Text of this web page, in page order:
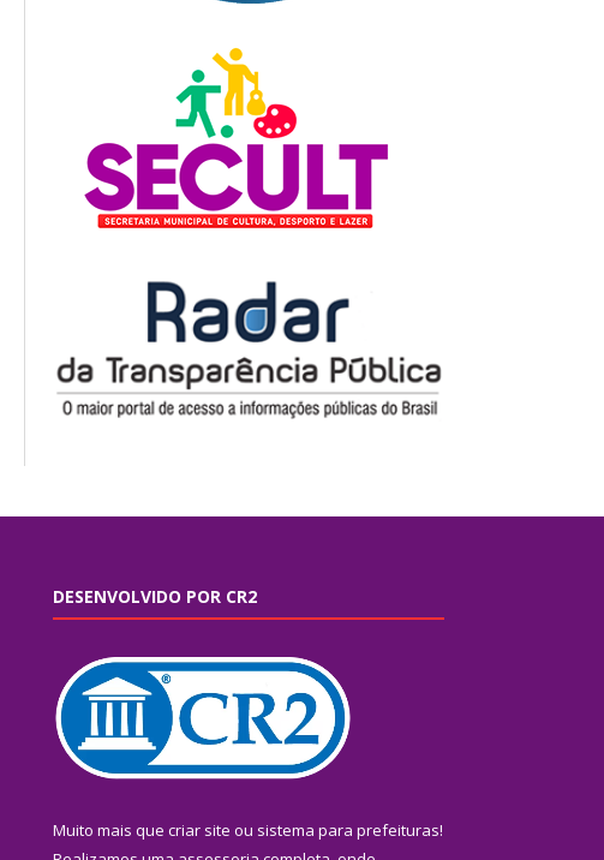
DESENVOLVIDO POR CR2
Muito mais que criar site ou sistema para prefeituras!